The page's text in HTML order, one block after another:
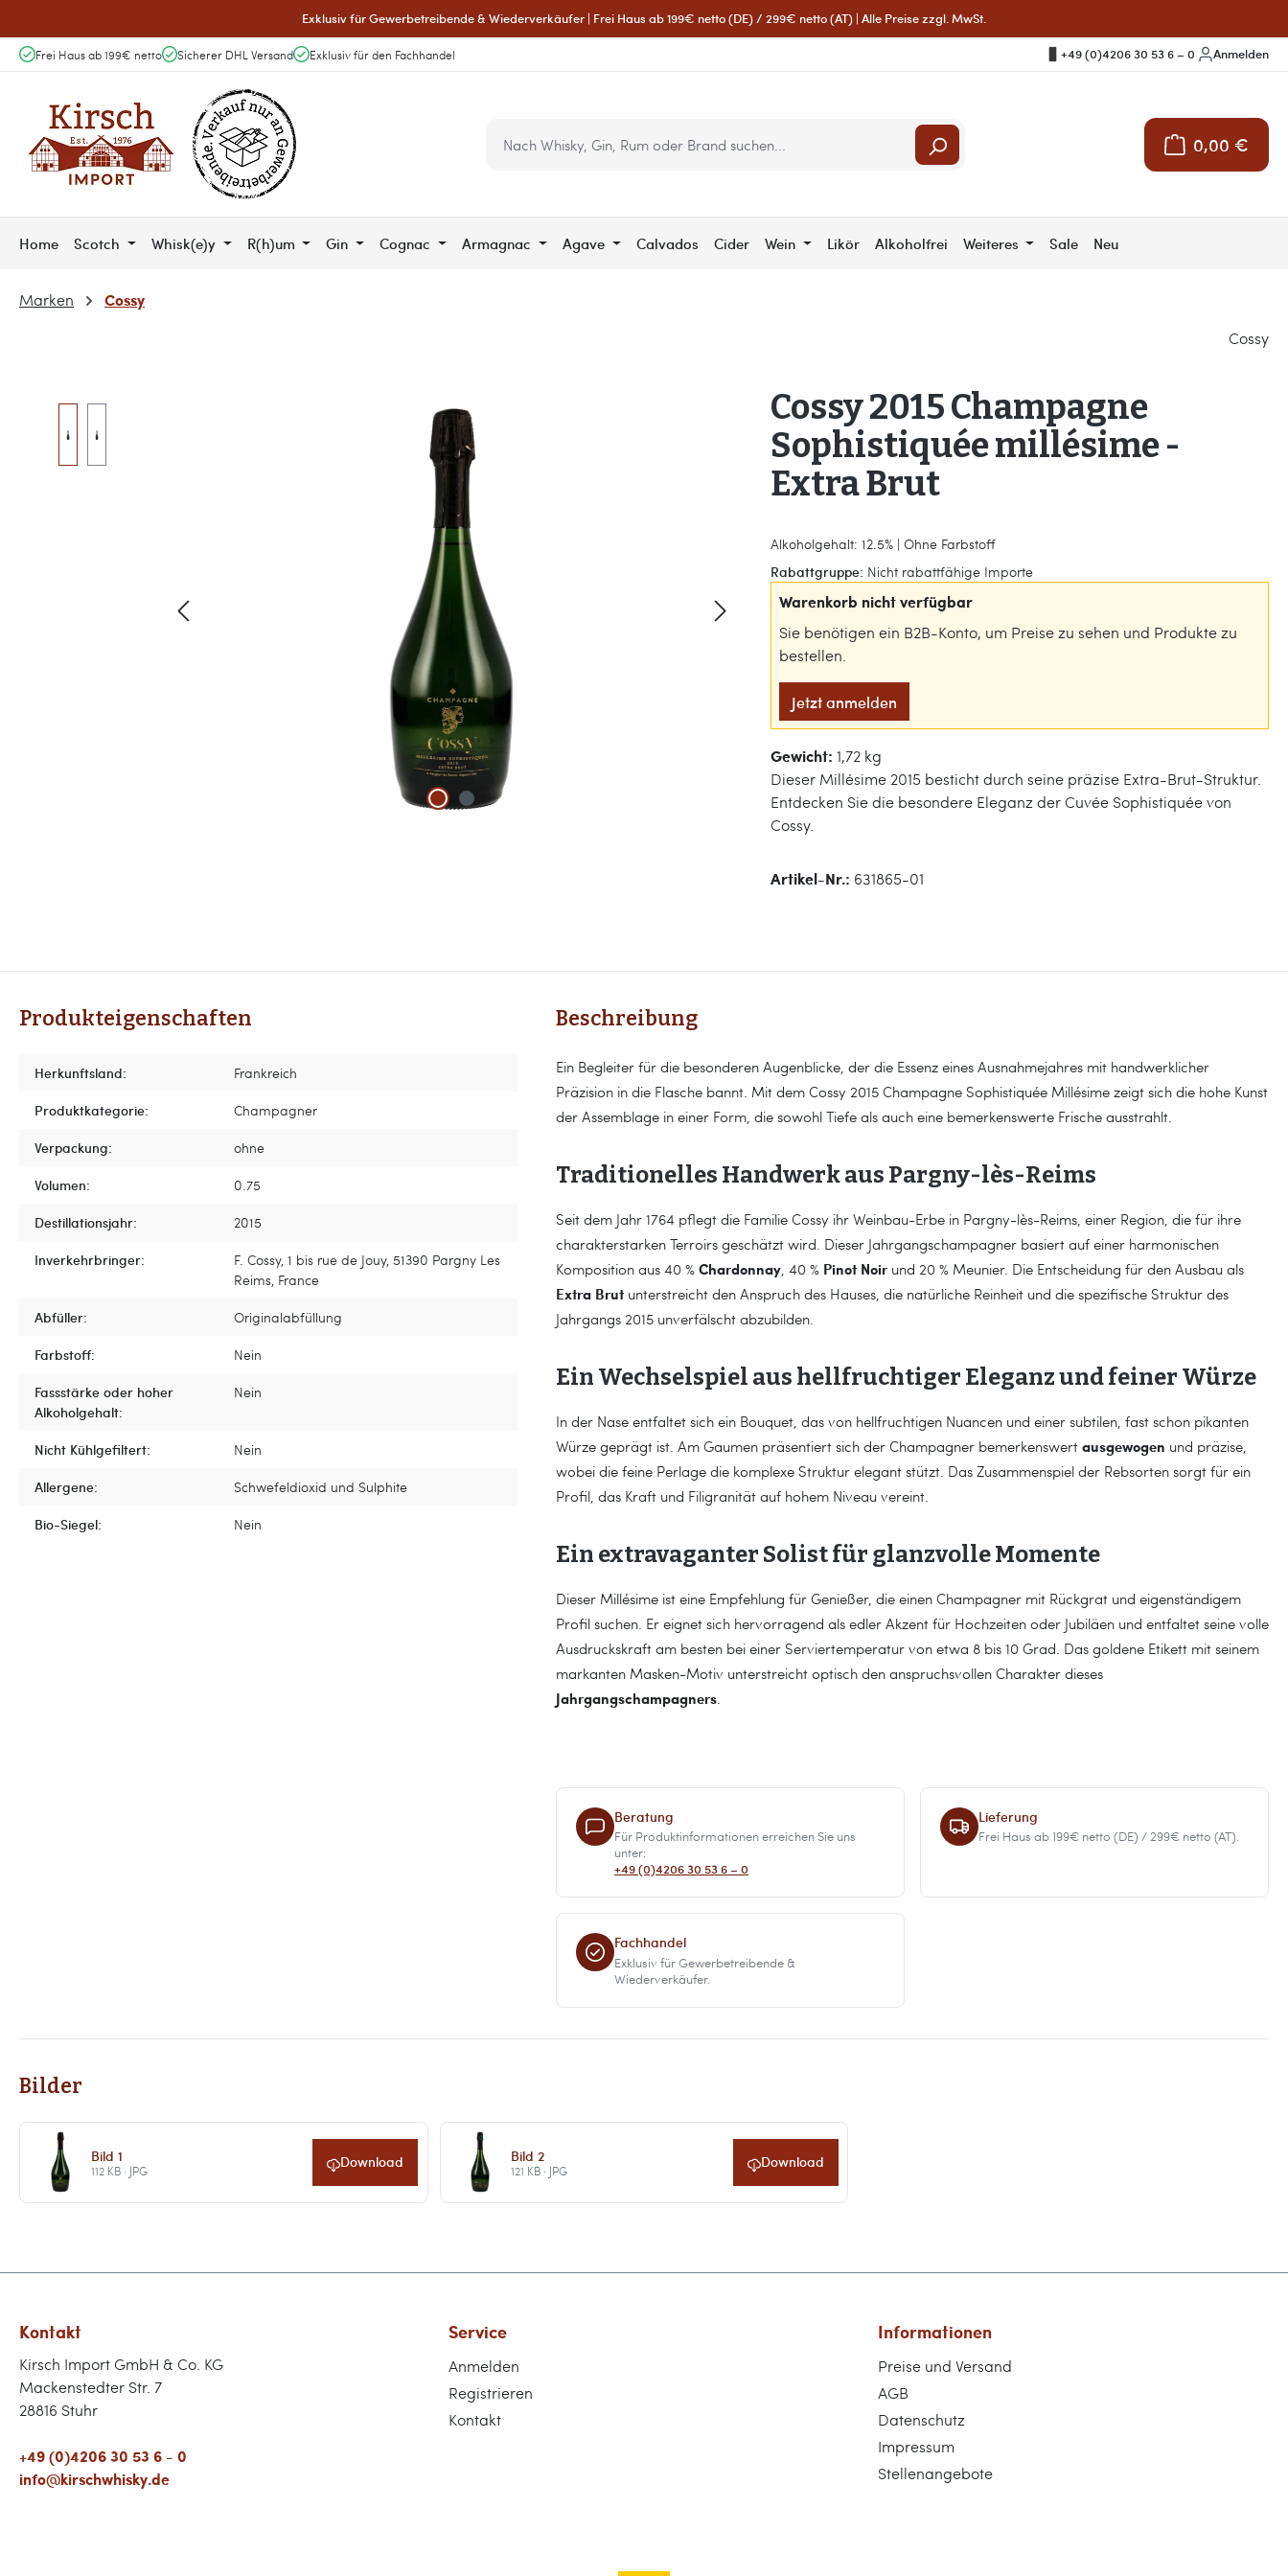
Exklusiv für Gewerbetreibende & Wiederverkäufer | Frei Haus ab 199€ netto (DE) / 299€ netto (AT) | Alle Preise zzgl. MwSt.
Frei Haus ab 199€ netto Sicherer DHL Versand Exklusiv für den Fachhandel +49 (0)4206 30 53 6 – 0 Anmelden
0,00 €
Warenkorb
Home Scotch Whisk(e)y R(h)um Gin Cognac Armagnac Agave Calvados Cider Wein Likör Alkoholfrei Weiteres Sale Neu
Marken Cossy
Cossy
Cossy 2015 Champagne
Sophistiquée millésime -
Extra Brut
Alkoholgehalt: 12.5% | Ohne Farbstoff
Rabattgruppe: Nicht rabattfähige Importe
Warenkorb nicht verfügbar
Sie benötigen ein B2B-Konto, um Preise zu sehen und Produkte zu
bestellen.
Jetzt anmelden
Gewicht: 1,72 kg
Dieser Millésime 2015 besticht durch seine präzise Extra-Brut-Struktur.
Entdecken Sie die besondere Eleganz der Cuvée Sophistiquée von
Cossy.
Artikel-Nr.: 631865-01
Produkteigenschaften
Herkunftsland:
Frankreich
Produktkategorie:
Champagner
Verpackung:
ohne
Volumen:
0.75
Destillationsjahr:
2015
Inverkehrbringer:
F. Cossy, 1 bis rue de Jouy, 51390 Pargny Les
Reims, France
Abfüller:
Originalabfüllung
Farbstoff:
Nein
Fassstärke oder hoher
Alkoholgehalt:
Nein
Nicht Kühlgefiltert:
Nein
Allergene:
Schwefeldioxid und Sulphite
Bio-Siegel:
Nein
Beschreibung
Ein Begleiter für die besonderen Augenblicke, der die Essenz eines Ausnahmejahres mit handwerklicher
Präzision in die Flasche bannt. Mit dem Cossy 2015 Champagne Sophistiquée Millésime zeigt sich die hohe Kunst
der Assemblage in einer Form, die sowohl Tiefe als auch eine bemerkenswerte Frische ausstrahlt.
Traditionelles Handwerk aus Pargny-lès-Reims
Seit dem Jahr 1764 pflegt die Familie Cossy ihr Weinbau-Erbe in Pargny-lès-Reims, einer Region, die für ihre
charakterstarken Terroirs geschätzt wird. Dieser Jahrgangschampagner basiert auf einer harmonischen
Komposition aus 40 % Chardonnay, 40 % Pinot Noir und 20 % Meunier. Die Entscheidung für den Ausbau als
Extra Brutunterstreicht den Anspruch des Hauses, die natürliche Reinheit und die spezifische Struktur des
Jahrgangs 2015 unverfälscht abzubilden.
Ein Wechselspiel aus hellfruchtiger Eleganz und feiner Würze
In der Nase entfaltet sich ein Bouquet, das von hellfruchtigen Nuancen und einer subtilen, fast schon pikanten
Würze geprägt ist. Am Gaumen präsentiert sich der Champagner bemerkenswert ausgewogen und präzise,
wobei die feine Perlage die komplexe Struktur elegant stützt. Das Zusammenspiel der Rebsorten sorgt für ein
Profil, das Kraft und Filigranität auf hohem Niveau vereint.
Ein extravaganter Solist für glanzvolle Momente
Dieser Millésime ist eine Empfehlung für Genießer, die einen Champagner mit Rückgrat und eigenständigem
Profil suchen. Er eignet sich hervorragend als edler Akzent für Hochzeiten oder Jubiläen und entfaltet seine volle
Ausdruckskraft am besten bei einer Serviertemperatur von etwa 8 bis 10 Grad. Das goldene Etikett mit seinem
markanten Masken-Motiv unterstreicht optisch den anspruchsvollen Charakter dieses
Jahrgangschampagners.
Beratung
Für Produktinformationen erreichen Sie uns
unter:
+49 (0)4206 30 53 6 – 0
Lieferung
Frei Haus ab 199€ netto (DE) / 299€ netto (AT).
Fachhandel
Exklusiv für Gewerbetreibende &
Wiederverkäufer.
Bilder
Bild 1
112 KB · JPG Download Bild 2
121 KB · JPG Download
Kontakt
Kirsch Import GmbH & Co. KG
Mackenstedter Str. 7
28816 Stuhr
+49 (0)4206 30 53 6 - 0
info@kirschwhisky.de
Service
Anmelden
Registrieren
Kontakt
Informationen
Preise und Versand
AGB
Datenschutz
Impressum
Stellenangebote